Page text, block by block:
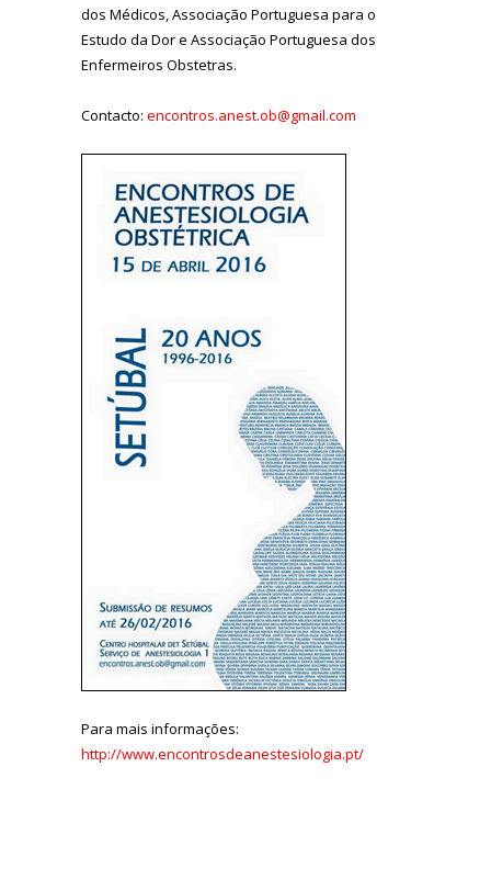
dos Médicos, Associação Portuguesa para o
Estudo da Dor e Associação Portuguesa dos
Enfermeiros Obstetras.
Contacto: encontros.anest.ob@gmail.com
Para mais informações:
http://www.encontrosdeanestesiologia.pt/